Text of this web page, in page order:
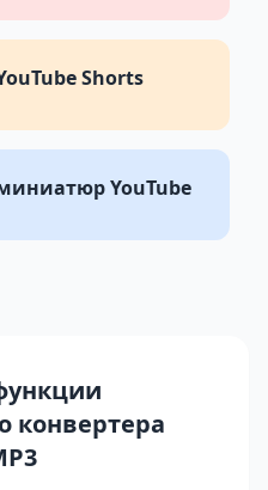
Shorts
YouTube
конвертера